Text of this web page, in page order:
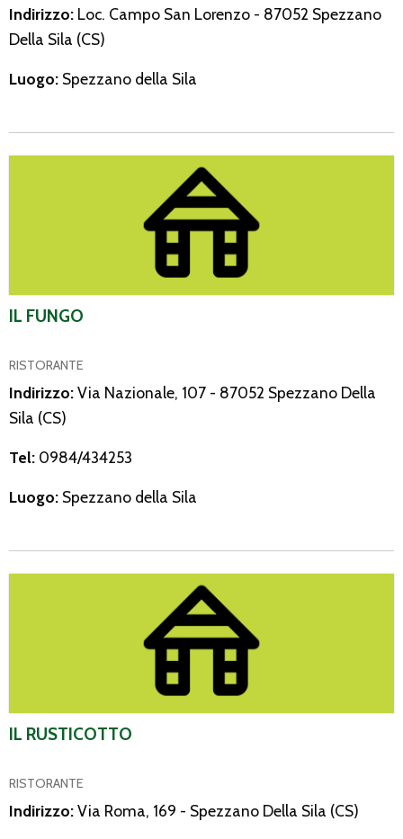
Indirizzo: Loc. Campo San Lorenzo - 87052 Spezzano
Della Sila (CS)
Luogo: Spezzano della Sila
IL FUNGO
RISTORANTE
Indirizzo:Via Nazionale, 107 - 87052 Spezzano Della
Sila (CS)
Tel: 0984/434253
Luogo: Spezzano della Sila
IL RUSTICOTTO
RISTORANTE
Indirizzo:Via Roma, 169 - Spezzano Della Sila (CS)